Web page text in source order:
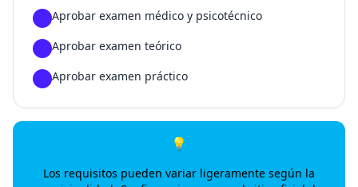
Aprobar examen médico y psicotécnico
Aprobar examen teórico
Aprobar examen práctico
💡
Los requisitos pueden variar ligeramente según la